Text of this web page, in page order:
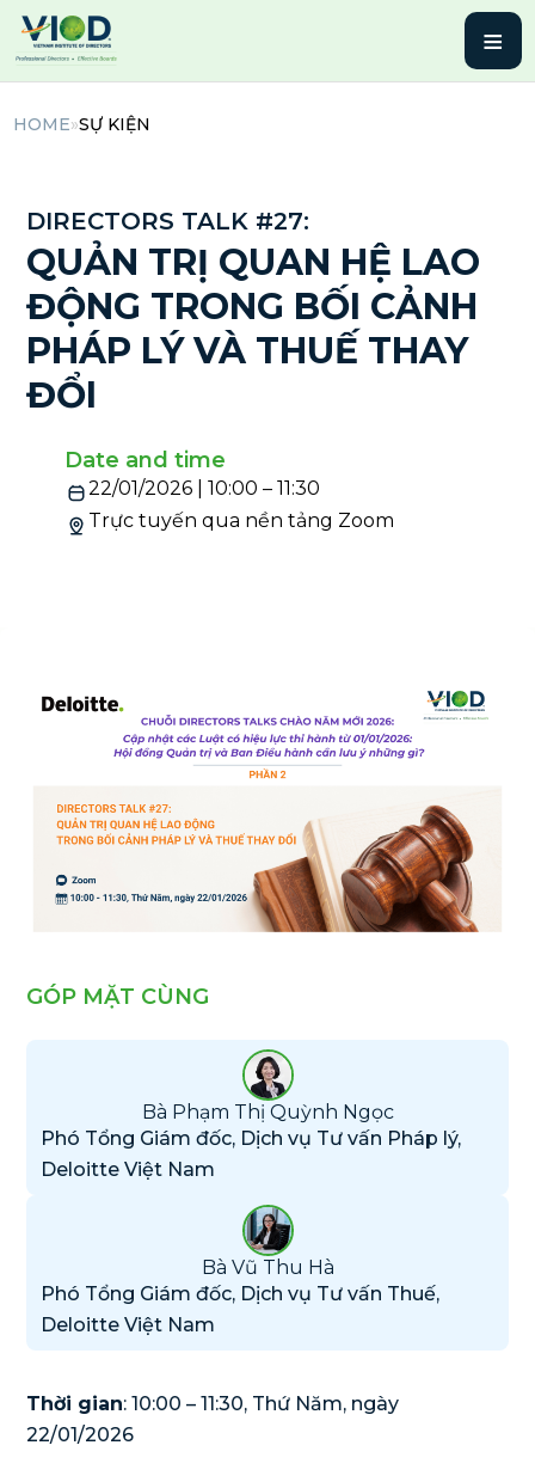
≡
HOME»SỰ KIỆN
DIRECTORS TALK #27:
QUẢN TRỊ QUAN HỆ LAO
ĐỘNG TRONG BỐI CẢNH
PHÁP LÝ VÀ THUẾ THAY
ĐỔI
Date and time
22/01/2026 | 10:00 – 11:30
Trực tuyến qua nền tảng Zoom
GÓP MẶT CÙNG
Bà Phạm Thị Quỳnh Ngọc
Phó Tổng Giám đốc, Dịch vụ Tư vấn Pháp lý,
Deloitte Việt Nam
Bà Vũ Thu Hà
Phó Tổng Giám đốc, Dịch vụ Tư vấn Thuế,
Deloitte Việt Nam
Thời gian: 10:00 – 11:30, Thứ Năm, ngày
22/01/2026